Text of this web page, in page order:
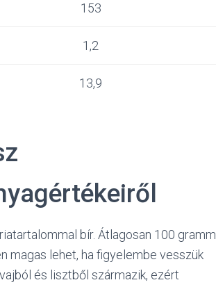
153
1,2
13,9
bír. Átlagosan 100 gramm
magas lehet, ha figyelembe vesszük
és lisztből származik, ezért